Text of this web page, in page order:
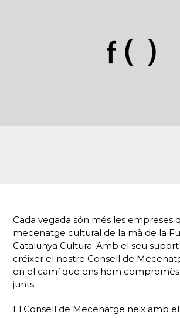
Cada vegada són més les empreses
mecenatge cultural de la mà de la
Catalunya Cultura. Amb el seu
créixer el nostre Consell de
en el camí que ens hem
junts.
El Consell de Mecenatge neix amb